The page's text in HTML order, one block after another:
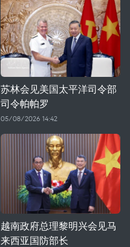
苏林会见美国太平洋司令部
司令帕帕罗
05/08/2026 14:42
越南政府总理黎明兴会见马
来西亚国防部长